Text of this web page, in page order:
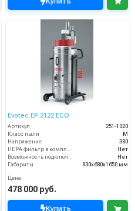
Evotec EP 2122 ECO
Артикул
251-1020
Класс пыли
М
Напряжение
380
HEPA фильтр в комплекте
Нет
Возможность подключения электрощетки
Нет
Габариты
830х680х1650 мм
Цена
478 000 руб.
Купить